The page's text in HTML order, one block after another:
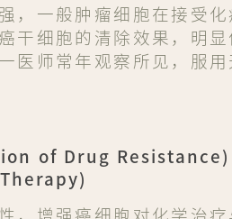
，一般肿瘤细胞在接受
干细胞的清除效果，明
医师常年观察所见，服
of Drug